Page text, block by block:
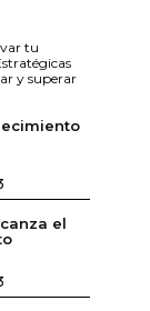
tu
y superar
el